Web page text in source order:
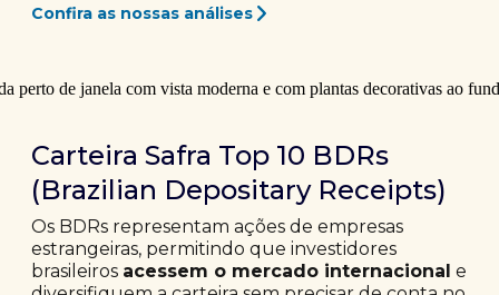
Confira as nossas análises
Carteira Safra Top 10 BDRs
(Brazilian Depositary Receipts)
Os BDRs representam ações de empresas
estrangeiras, permitindo que investidores
brasileiros acessem o mercado internacional e